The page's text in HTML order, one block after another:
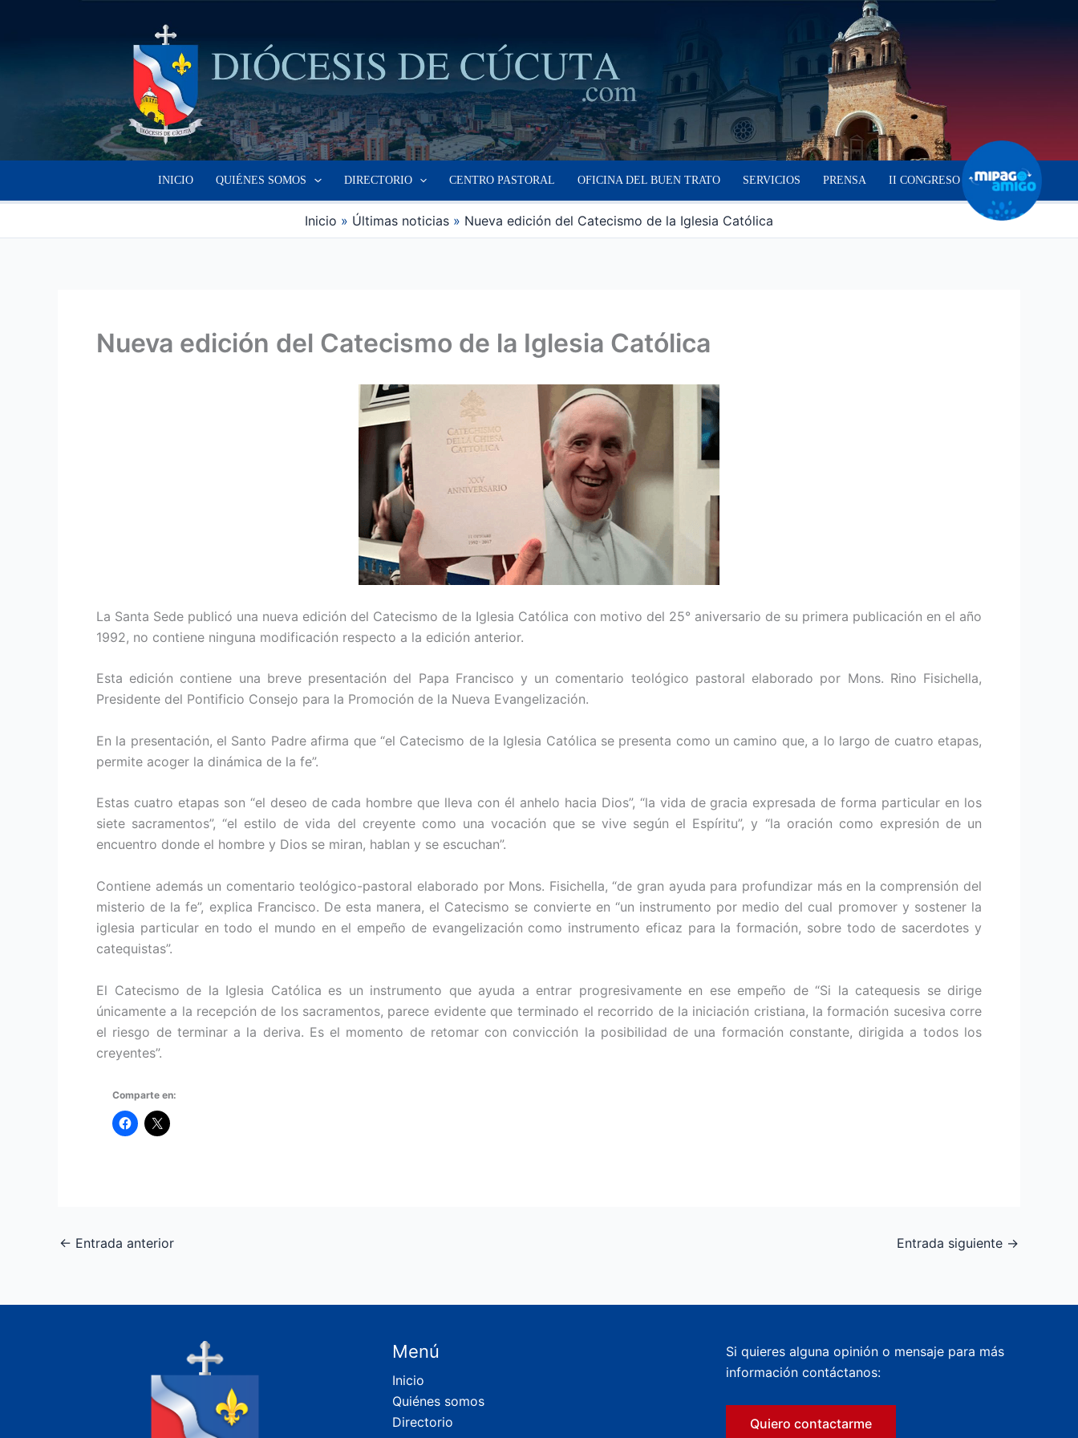
INICIO QUIÉNES SOMOS DIRECTORIO CENTRO PASTORAL OFICINA DEL BUEN TRATO SERVICIOS PRENSA II CONGRESO
Inicio Últimas noticias Nueva edición del Catecismo de la Iglesia Católica
Nueva edición del Catecismo de la Iglesia Católica
La Santa Sede publicó una nueva edición del Catecismo de la Iglesia Católica con motivo del 25° aniversario de su primera publicación en el año
1992, no contiene ninguna modificación respecto a la edición anterior.
Esta edición contiene una breve presentación del Papa Francisco y un comentario teológico pastoral elaborado por Mons. Rino Fisichella,
Presidente del Pontificio Consejo para la Promoción de la Nueva Evangelización.
En la presentación, el Santo Padre afirma que “el Catecismo de la Iglesia Católica se presenta como un camino que, a lo largo de cuatro etapas,
permite acoger la dinámica de la fe”.
Estas cuatro etapas son “el deseo de cada hombre que lleva con él anhelo hacia Dios”, “la vida de gracia expresada de forma particular en los
siete sacramentos”, “el estilo de vida del creyente como una vocación que se vive según el Espíritu”, y “la oración como expresión de un
encuentro donde el hombre y Dios se miran, hablan y se escuchan”.
Contiene además un comentario teológico-pastoral elaborado por Mons. Fisichella, “de gran ayuda para profundizar más en la comprensión del
misterio de la fe”, explica Francisco. De esta manera, el Catecismo se convierte en “un instrumento por medio del cual promover y sostener la
iglesia particular en todo el mundo en el empeño de evangelización como instrumento eficaz para la formación, sobre todo de sacerdotes y
catequistas”.
El Catecismo de la Iglesia Católica es un instrumento que ayuda a entrar progresivamente en ese empeño de “Si la catequesis se dirige
únicamente a la recepción de los sacramentos, parece evidente que terminado el recorrido de la iniciación cristiana, la formación sucesiva corre
el riesgo de terminar a la deriva. Es el momento de retomar con convicción la posibilidad de una formación constante, dirigida a todos los
creyentes”.
Comparte en:
← Entrada anterior Entrada siguiente →
Menú
Inicio
Quiénes somos
Directorio
Si quieres alguna opinión o mensaje para más
información contáctanos:
Quiero contactarme